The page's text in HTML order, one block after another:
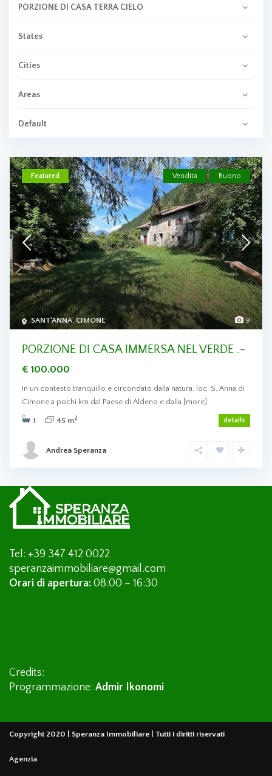
PORZIONE DI CASA TERRA CIELO
States
Cities
Areas
Default
9
SANT'ANNA,CIMONE
Featured Vendita Buono
PORZIONE DI CASA IMMERSA NEL VERDE .-
€ 100.000
In un contesto tranquillo e circondato dalla natura, loc. S. Anna di
Cimone a pochi km dal Paese di Aldeno e dalla
[more]
1 45 m2 details
Andrea Speranza
Tel: +39 347 412 0022
speranzaimmobiliare@gmail.com
Orari di apertura: 08:00 – 16:30
Credits:
Programmazione: Admir Ikonomi
Copyright 2020 | Speranza Immobiliare | Tutti i diritti riservati
Agenzia